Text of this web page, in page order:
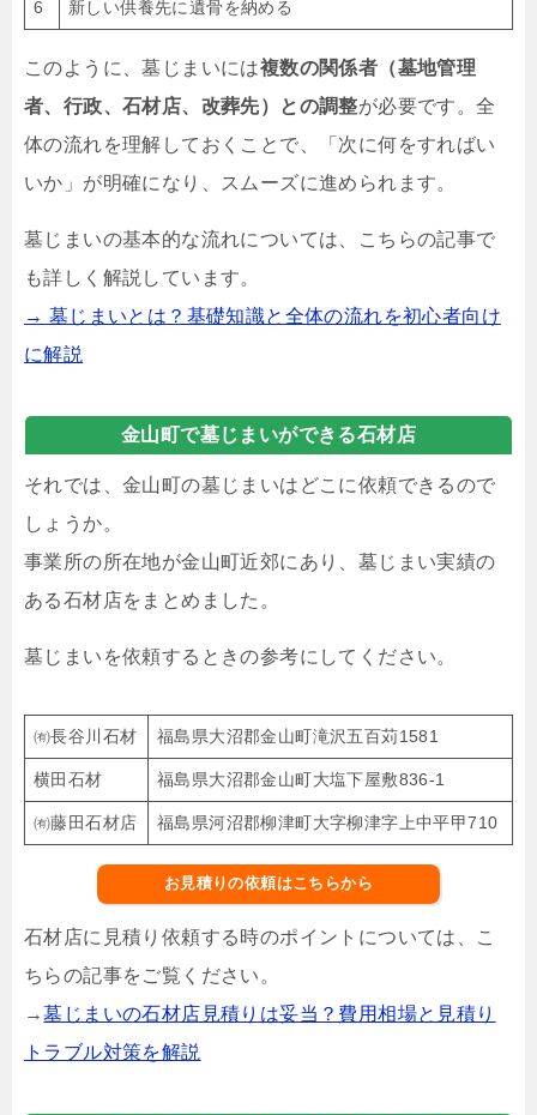
6 新しい供養先に遺骨を納める
このように、墓じまいには複数の関係者（墓地管理
者、行政、石材店、改葬先）との調整が必要です。全
体の流れを理解しておくことで、「次に何をすればい
いか」が明確になり、スムーズに進められます。
墓じまいの基本的な流れについては、こちらの記事で
も詳しく解説しています。
→ 墓じまいとは？基礎知識と全体の流れを初心者向け
に解説
金山町で墓じまいができる石材店
それでは、金山町の墓じまいはどこに依頼できるので
しょうか。
事業所の所在地が金山町近郊にあり、墓じまい実績の
ある石材店をまとめました。
墓じまいを依頼するときの参考にしてください。
㈲長谷川石材 福島県大沼郡金山町滝沢五百苅1581
横田石材 福島県大沼郡金山町大塩下屋敷836-1
㈲藤田石材店 福島県河沼郡柳津町大字柳津字上中平甲710
お見積りの依頼はこちらから
石材店に見積り依頼する時のポイントについては、こ
ちらの記事をご覧ください。
→墓じまいの石材店見積りは妥当？費用相場と見積り
トラブル対策を解説